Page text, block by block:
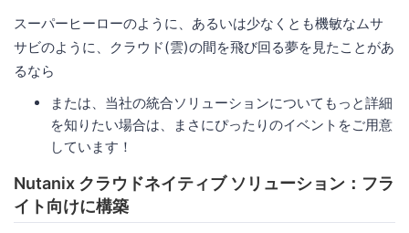
スーパーヒーローのように、あるいは少なくとも機敏なムサ
サビのように、クラウド(雲)の間を飛び回る夢を見たことがあ
るなら
または、当社の統合ソリューションについてもっと詳細
を知りたい場合は、まさにぴったりのイベントをご用意
しています！
Nutanix クラウドネイティブ ソリューション：フラ
イト向けに構築